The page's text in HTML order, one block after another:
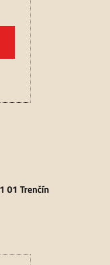
01 Trenčín